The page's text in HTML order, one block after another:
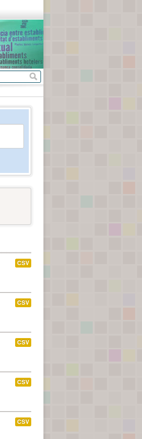
CSV
CSV
CSV
CSV
CSV